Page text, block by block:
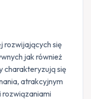
rozwijających się
jak również
charakteryzują się
atrakcyjnym